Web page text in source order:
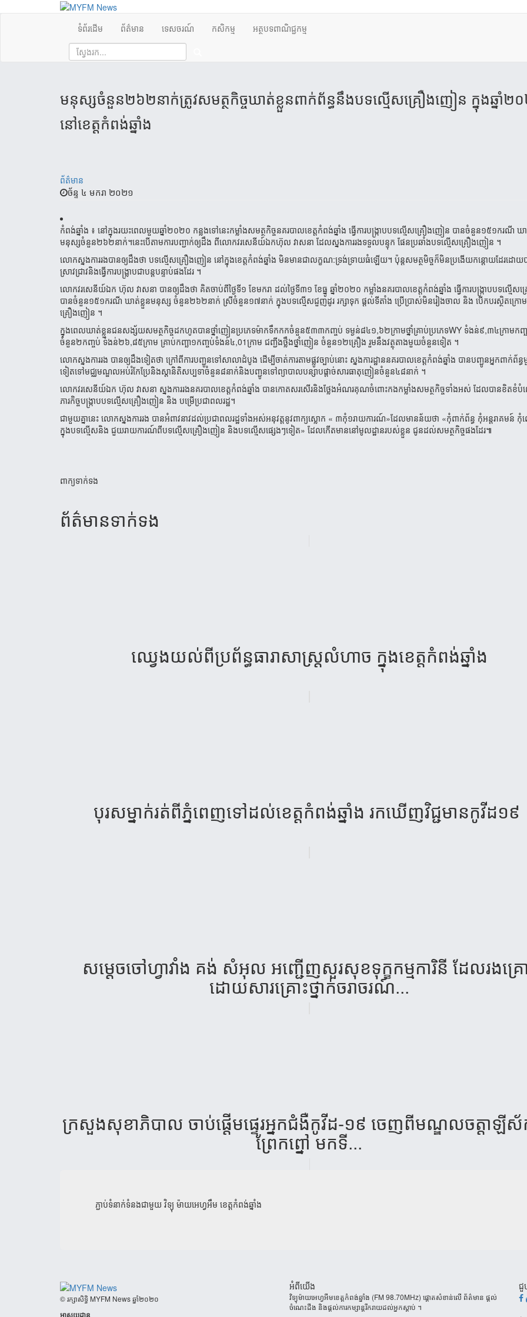
ទំព័រដើម ព័ត៌មាន ទេសចរណ៍ កសិកម្ម អត្ថបទពាណិជ្ជកម្ម
មនុស្ស​ចំនួន​២៦២​នាក់​ត្រូវ​សមត្ថកិច្ច​ឃាត់​ខ្លួន​ពាក់​ព័ន្ធ​នឹង​បទ​ល្មើស​គ្រឿង​ញៀន​​ ក្នុង​ឆ្នាំ​២
នៅ​ខេត្ត​កំពង់​ឆ្នាំង​
ព័ត៌មាន
ច័ន្ទ ៤ មករា ២០២១
កំពង់ឆ្នាំង ៖ នៅក្នុងរយះពេលមួយឆ្នាំ២០២០ កន្លងទៅនេះកម្លាំងសមត្ថកិច្ចនគរបាលខេត្តកំពង់ឆ្នាំង ធ្វើការបង្ក្រាបបទល្មើសគ្រឿងញៀន បានចំនួន១៥១ករណី ឃ
មនុស្សចំនួន២៦២នាក់។នេះបើតាមការបញ្ជាក់ឲ្យដឹង ពីលោកវរសេនីយ៍ឯកហ៊ុល វាសនា ដែលស្នងការរងទទួលបន្ទុក ផែនប្រឆាំងបទល្មើសគ្រឿងញៀន ។
លោកស្នងការរងបានឲ្យដឹងថា បទល្មើសគ្រឿងញៀន នៅក្នុងខេត្តកំពង់ឆ្នាំង មិនមានជាលក្ខណ:ទ្រង់ទ្រាយធំឡើយ។ ប៉ុន្តសមត្ថមិច្ចក៏មិនប្រងើយកន្តោយដែរដោយ
ស្រាវជ្រាវនិងធ្វើការបង្ល្រាបជាបន្តបន្ទាប់ផងដែរ ។
លោកវរសេនីយ៍ឯក ហ៊ុល វាសនា បានឲ្យដឹងថា គិតចាប់ពីថ្ងៃទី១ ខែមករា ដល់ថ្ងៃទី៣១ ខែធ្នូ ឆ្នាំ២០២០ កម្លាំងនគរបាលខេត្តកំពង់ឆ្នាំង ធ្វើការបង្ក្រាបបទល្មើ
បានចំនួន១៥១ករណី ឃាត់ខ្លួនមនុស្ស ចំនួន២៦២នាក់ ស្រីចំនួន១៧នាក់ ក្នុងបទល្មើសជួញដូរ រក្សាទុក ផ្តល់ទីតាំង ប្រើប្រាស់មិនរៀងចាល និង បើកបរស្ថិតក្រោ
គ្រឿងញៀន ។
ក្នុងពេលឃាត់ខ្លួនជនសង្ស័យសមត្ថកិច្ចដកហូតបានថ្នាំញៀនប្រភេទម៉ាកទឹកកកចំនួន៥៣៣កញ្ចប់ ទម្ងន់៨៤១,៦២ក្រាមថ្នាំគ្រាប់ប្រភេទWY ទំងន់៩,៣៤ក្រាមកញ្
ចំនួន២កញ្ចប់ ទំងន់២៦,៨៥ក្រាម គ្រាប់កញ្ឆា១កញ្ចប់ទំងន់៤,01ក្រាម ជញ្ជីងថ្លឹងថ្នាំញៀន ចំនួន១២គ្រឿង រួមនឹងវត្ថុតាងមួយចំនួនទៀត ។
លោកស្នងការរង បានឲ្យដឹងទៀតថា ក្រៅពីការបញ្ជូនទៅសាលាដំបូង ដើម្បីចាត់ការតាមផ្លូវច្បាប់នោះ ស្នងការដ្ឋាននគរបាលខេត្តកំពង់ឆ្នាំង បានបញ្ជូនអ្នកពាក់ព័
ទៀតទៅមជ្ឈមណ្ឌលអប់រំកែប្រែនិងស្តានិតិសប្បទាចំនួន៨នាក់និងបញ្ជូនទៅព្យាបាលបន្សាបផ្តាច់សារធាតុញៀនចំនួន៤៨នាក់ ។
លោកវរសេនីយ៍ឯក ហ៊ុល វាសនា ស្នងការរងនគរបាលខេត្តកំពង់ឆ្នាំង បានកោតសរសើរនិងថ្លែងអំណរគុណចំពោះកងកម្លាំងសមត្ថកិច្ចទាំងអស់ ដែលបានខិតខំបំ
ភារកិច្ចបង្ក្រាបបទល្មើសគ្រឿងញៀន និង បម្រើប្រជាពលរដ្ឋ។
ជាមួយគ្នានេះ លោកស្នងការរង បានអំពាវនាវដល់ប្រជាពលរដ្ឋទាំងអស់អនុវត្តនូវពាក្យស្លោក « ៣កុំ១រាយការណ៍»ដែលមានន័យថា «កុំពាក់ព័ន្ធ កុំអន្តរាគមន៍ កុំ
ក្នុងបទល្មើសនិង ជួយរាយការណ៍ពីបទល្មើសគ្រឿងញៀន និងបទល្មើសផ្សេងៗទៀត» ដែលកើតមាននៅមូលដ្ឋានរបស់ខ្លួន ជូនដល់សមត្ថកិច្ចផងដែរ៕
ពាក្យទាក់ទង
ព័ត៌មាន​ទាក់​ទង
ឈ្វេង​យល់​ពី​ប្រព័ន្ធធារា​សាស្រ្តលំហា​ច ក្នុង​ខេត្ត​កំពង់​ឆ្នាំ​ង​
បុរស​ម្នាក់​រត់​ពី​ភ្នំពេញ​ទៅ​ដល់​ខេត្ត​កំពង់​ឆ្នាំង​ រក​ឃើញវិជ្ជ​មាន​កូវី​ដ​១៩ ​
សម្ដេច​ចៅហ្វា​វាំង​ គង់ ​សំអុល​ អញ្ជើញ​សួរ​សុខ​ទុក្ខកម្មការិនី ដែលរងគ្រ
ដោយសារ​គ្រោះថ្នាក់​ចរាចរណ៍​...
ក្រសួង​​​សុខា​ភិ​បាល​ ចាប់​ផ្តើម​ផ្ទេរ​​អ្នកជំងឺ​កូវី​ដ-១៩ ចេញ​ពីមណ្ឌល​ចត្តា​​ឡី
ព្រែកព្នៅ មកទី...
ភ្ជាប់ទំនាក់ទំនងជាមួយវិទ្យុ ម៉ាយអេហ្វអឹម ខេត្តកំពង់ឆ្នាំង
​© រក្សា​សិទ្ធិ​ MYFM News ឆ្នាំ​២០២០
អាសយដ្ឋាន
អំពីយើង
វិទ្យុម៉ាយអេហ្វអឹមខេត្តកំពង់ឆ្នាំង (FM 98.70MHz) ផ្តោតសំខាន់លើ ព័ត៌មាន ផ្តល់
ចំណេះដឹង និងផ្តល់ការកម្សាន្តរីករាយដល់អ្នកស្តាប់ ។
ជួ